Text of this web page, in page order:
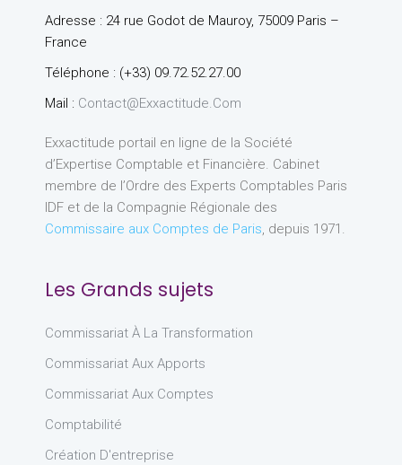
Adresse : 24 rue Godot de Mauroy, 75009 Paris –
France
Téléphone : (+33) 09.72.52.27.00
Mail : Contact@exxactitude.com
Exxactitude portail en ligne de la Société
d’Expertise Comptable et Financière. Cabinet
membre de l’Ordre des Experts Comptables Paris
IDF et de la Compagnie Régionale des
Commissaire aux Comptes de Paris, depuis 1971.
Les Grands sujets
Commissariat À La Transformation
Commissariat Aux Apports
Commissariat Aux Comptes
Comptabilité
Création D'entreprise